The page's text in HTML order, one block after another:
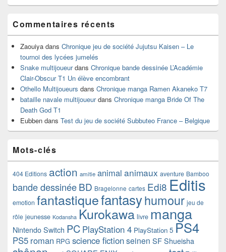
Commentaires récents
Zaouiya dans Chronique jeu de société Jujutsu Kaisen – Le
tournoi des lycées jumelés
Snake multijoueurdans Chronique bande dessinée L’Académie
Clair-Obscur T1 Un élève encombrant
Othello Multijoueurs dans Chronique manga Ramen Akaneko T7
bataille navale multijoueurdans Chronique manga Bride Of The
Death God T1
Eubben dans Test du jeu de société Subbuteo France – Belgique
Mots-clés
404 Editions action amitie animal animaux aventure Bamboo
bande dessinéeBD Bragelonne cartes Edi8 Editis
emotion fantastiquefantasyhumour jeu de
rôle jeunesse Kodansha Kurokawa livre manga
Nintendo Switch PC PlayStation 4 PlayStation 5 PS4
PS5 roman RPG science fictionseinen SF Shueisha